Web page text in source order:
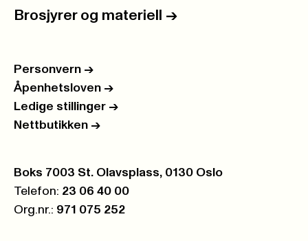
Brosjyrer og materiell ->
Personvern ->
Åpenhetsloven ->
Ledige stillinger ->
Nettbutikken ->
Postboks:
Boks 7003 St. Olavsplass, 0130 Oslo
Telefon: 23 06 40 00
Org.nr.: 971 075 252